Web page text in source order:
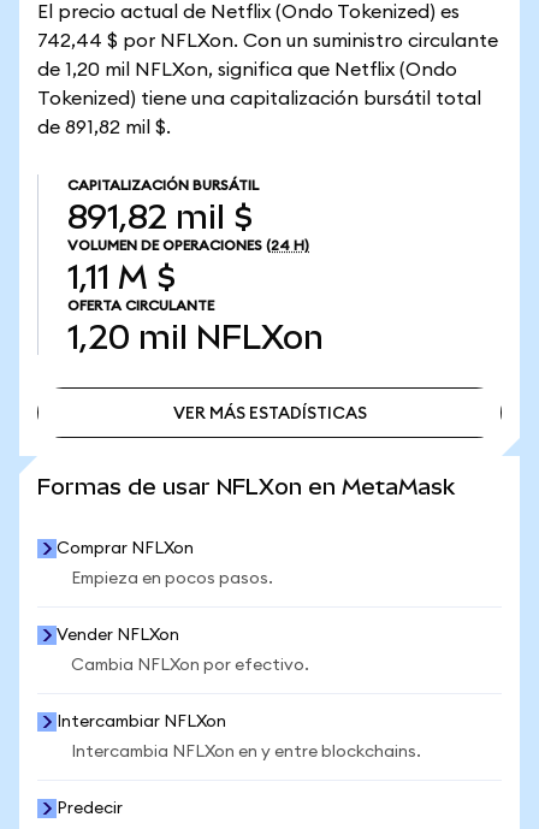
El precio actual de Netflix (Ondo Tokenized) es
742,44 $ por NFLXon. Con un suministro circulante
de 1,20 mil NFLXon, significa que Netflix (Ondo
Tokenized) tiene una capitalización bursátil total
de 891,82 mil $.
CAPITALIZACIÓN BURSÁTIL
891,82 mil $
VOLUMEN DE OPERACIONES (24 H)
1,11 M $
OFERTA CIRCULANTE
1,20 mil NFLXon
VER MÁS ESTADÍSTICAS
Formas de usar NFLXon en MetaMask
Comprar NFLXon
Empieza en pocos pasos.
Vender NFLXon
Cambia NFLXon por efectivo.
Intercambiar NFLXon
Intercambia NFLXon en y entre blockchains.
Predecir